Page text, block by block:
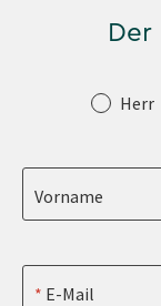
Anrede Herr
Vorname
E-Mail